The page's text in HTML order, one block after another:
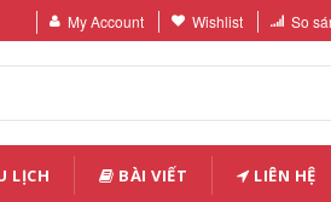
My Account Wishlist So
LỊCH BÀI VIẾT LIÊN HỆ